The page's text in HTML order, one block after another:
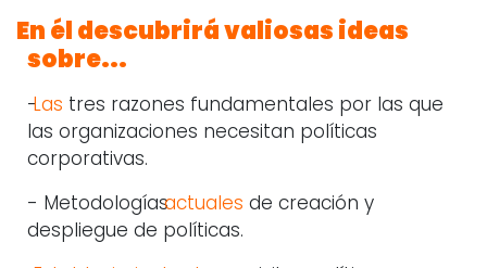
En él descubrirá valiosas ideas
sobre...
-
Las tres razones fundamentales por las que
las organizaciones necesitan políticas
corporativas.
- Metodologíasactuales de creación y
despliegue de políticas.